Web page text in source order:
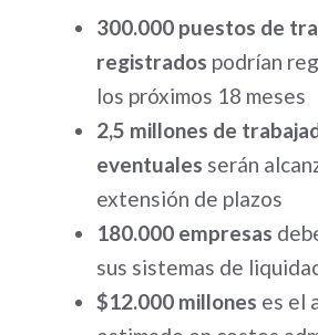
300.000 puestos de
registrados podrían
los próximos 18 meses
2,5 millones de
eventuales serán
extensión de plazos
180.000 empresas
sus sistemas de
$12.000 millones es el